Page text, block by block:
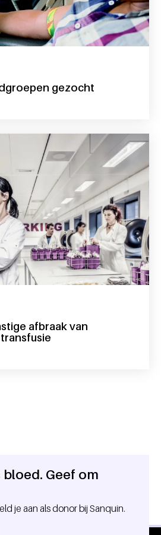
gezocht
bloedgroepen gezocht
afbraak van
ernstige afbraak van
bloed. Geef om
je aan als donor bij Sanquin.